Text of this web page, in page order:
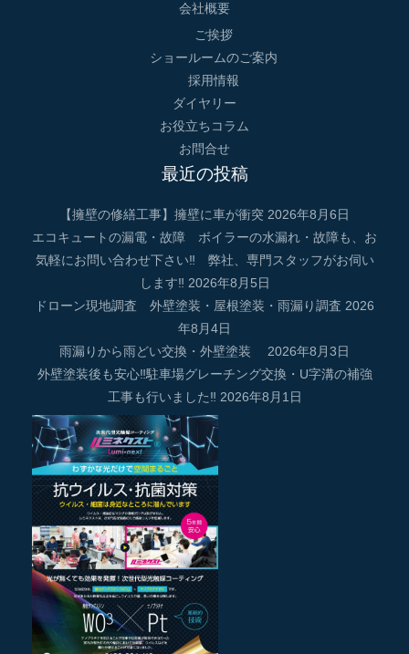
会社概要
ご挨拶
ショールームのご案内
採用情報
ダイヤリー
お役立ちコラム
お問合せ
最近の投稿
【擁壁の修繕工事】擁壁に車が衝突 2026年8月6日
エコキュートの漏電・故障 ボイラーの水漏れ・故障も、お
気軽にお問い合わせ下さい‼ 弊社、専門スタッフがお伺い
します‼ 2026年8月5日
ドローン現地調査 外壁塗装・屋根塗装・雨漏り調査 2026
年8月4日
雨漏りから雨どい交換・外壁塗装
2026年8月3日
外壁塗装後も安心‼駐車場グレーチング交換・U字溝の補強
工事も行いました‼ 2026年8月1日